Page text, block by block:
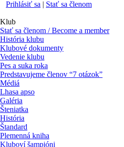
Prihlásiť sa | Stať sa členom
Klub
Stať sa členom / Become a member
História klubu
Klubové dokumenty
Vedenie klubu
Pes a suka roka
Predstavujeme členov “7 otázok”
Médiá
Lhasa apso
Galéria
Šteniatka
História
Štandard
Plemenná kniha
Kluboví šampióni